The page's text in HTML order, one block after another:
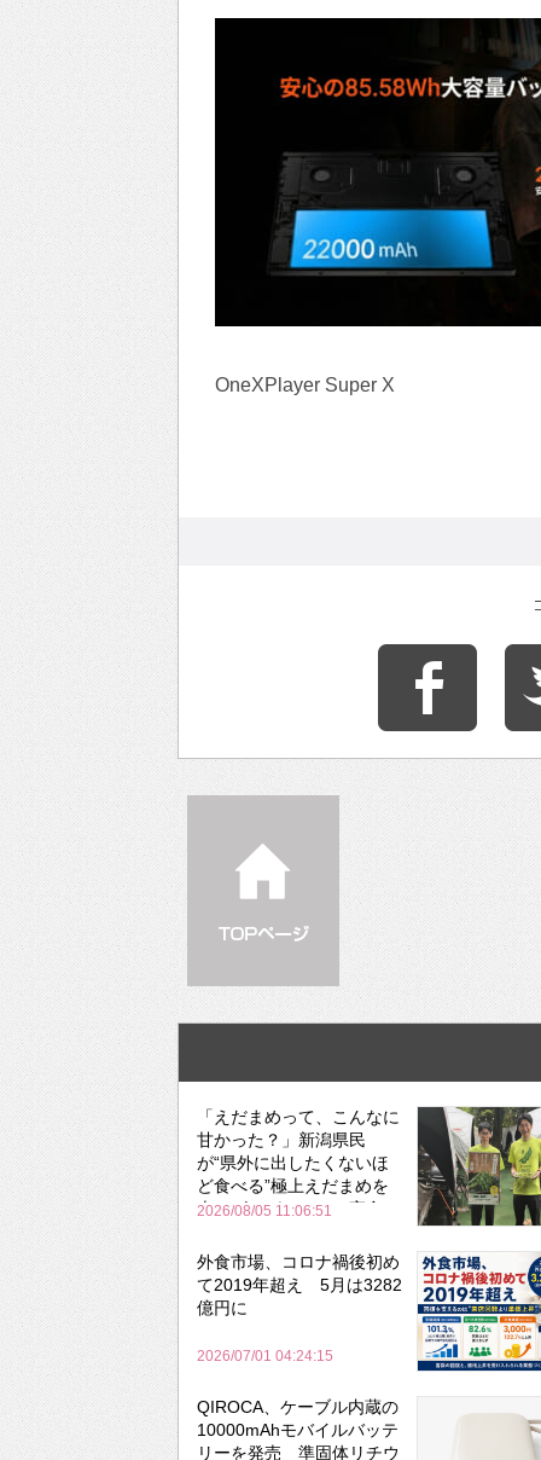
OneXPlayer Super X
「えだまめって、こんなに
甘かった？」新潟県民
が“県外に出したくないほ
ど食べる”極上えだまめを
森のビアガーデンで実食
2026/08/05 11:06:51
外食市場、コロナ禍後初め
て2019年超え 5月は3282
億円に
2026/07/01 04:24:15
QIROCA、ケーブル内蔵の
10000mAhモバイルバッテ
リーを発売 準固体リチウ